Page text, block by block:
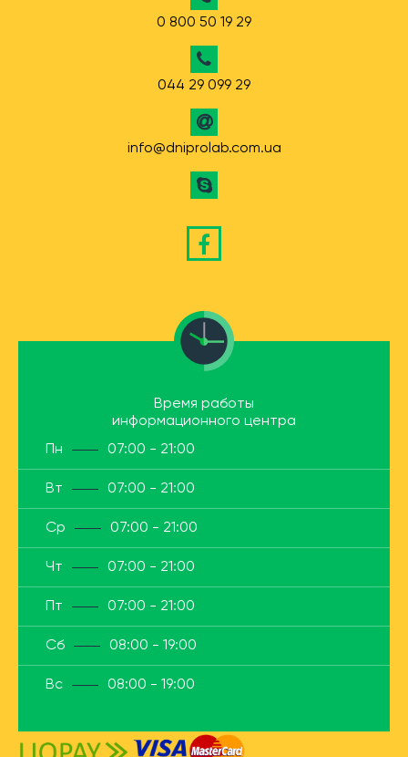
0 800 50 19 29
044 29 099 29
info@dniprolab.com.ua
Время работы
информационного центра
Пн
07:00 - 21:00
Вт 07:00 - 21:00
Ср 07:00 - 21:00
Чт 07:00 - 21:00
Пт 07:00 - 21:00
Сб 08:00 - 19:00
Вс 08:00 - 19:00